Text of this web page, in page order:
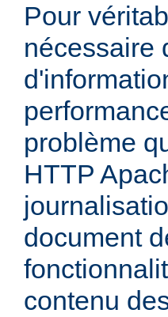
Pour
nécessaire
problème
HTTP
document
contenu